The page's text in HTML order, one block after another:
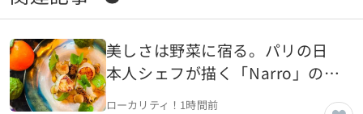
美しさは野菜に宿る。パリの日
本人シェフが描く「Narro」の芸
術的一皿【フランス・パリ】
ローカリティ！ 1時間前